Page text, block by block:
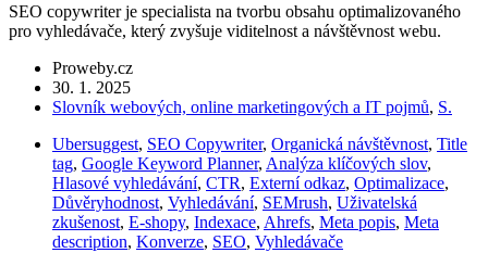
SEO copywriter je specialista na tvorbu obsahu optimalizovaného
pro vyhledávače, který zvyšuje viditelnost a návštěvnost webu.
Proweby.cz
30. 1. 2025
Slovník webových, online marketingových a IT pojmů, S.
Ubersuggest, SEO Copywriter, Organická návštěvnost, Title
tag, Google Keyword Planner, Analýza klíčových slov,
Hlasové vyhledávání, CTR, Externí odkaz, Optimalizace,
Důvěryhodnost, Vyhledávání, SEMrush, Uživatelská
zkušenost, E-shopy, Indexace, Ahrefs, Meta popis, Meta
description, Konverze, SEO, Vyhledávače